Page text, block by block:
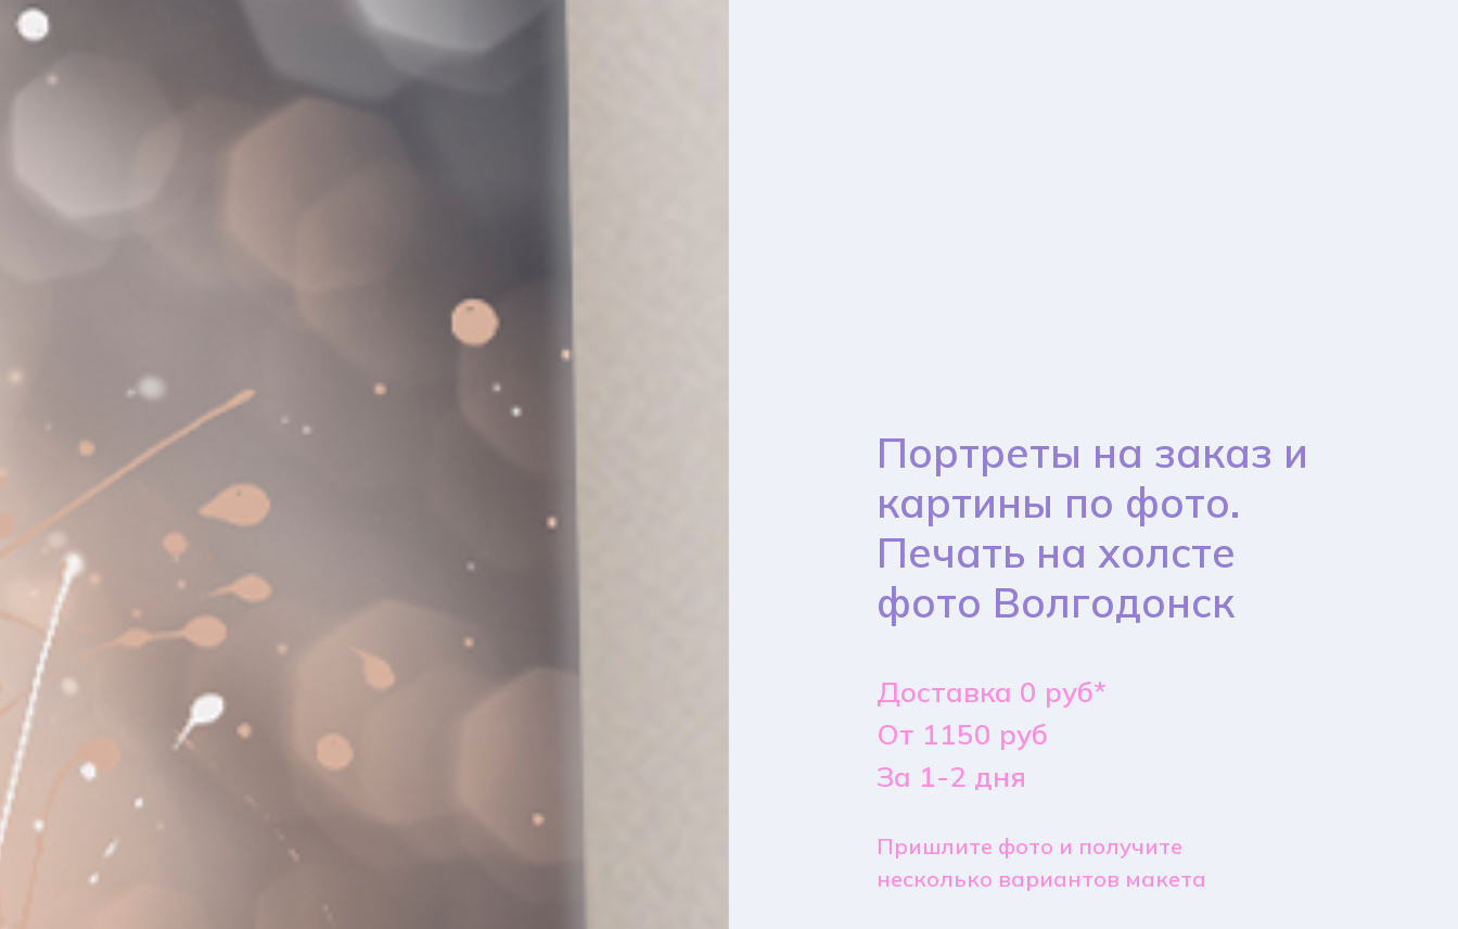
Портреты на заказ и
картины по фото.
Печать на холсте
фото Волгодонск
Доставка 0 руб*
От 1150 руб
За 1-2 дня
Пришлите фото и получите
несколько вариантов макета